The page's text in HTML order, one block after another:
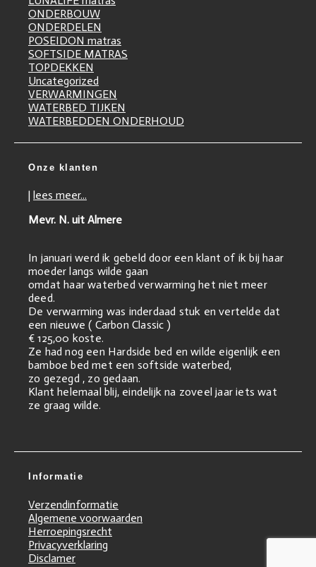
ONDERBOUW
ONDERDELEN
POSEIDON matras
SOFTSIDE MATRAS
TOPDEKKEN
Uncategorized
VERWARMINGEN
WATERBED TIJKEN
WATERBEDDEN ONDERHOUD
Onze klanten
| lees meer...
Mevr. N. uit Almere
In januari werd ik gebeld door een klant of ik bij haar
moeder langs wilde gaan
omdat haar waterbed verwarming het niet meer
deed.
De verwarming was inderdaad stuk en vertelde dat
een nieuwe ( Carbon Classic )
€ 125,00 koste.
Ze had nog een Hardside bed en wilde eigenlijk een
bamboe bed met een softside waterbed,
zo gezegd , zo gedaan.
Klant helemaal blij, eindelijk na zoveel jaar iets wat
ze graag wilde.
Informatie
Verzendinformatie
Algemene voorwaarden
Herroepingsrecht
Privacyverklaring
Disclamer